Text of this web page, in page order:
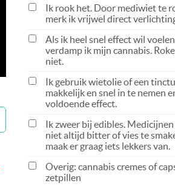
Ik rook het. Door mediwiet te
merk ik vrijwel direct
Als ik heel snel effect wil
verdamp ik mijn cannabis.
niet.
Ik gebruik wietolie of een
makkelijk en snel in te nemen
voldoende effect.
Ik zweer bij edibles.
niet altijd bitter of vies te
maak er graag iets lekkers van.
Overig: cannabis cremes of
zetpillen